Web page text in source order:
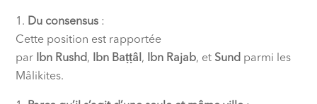
Du consensus :
Cette position est rapportée
par
Ibn Rushd, Ibn Baṭṭâl , Ibn Rajab, et Sund parmi les
Mâlikites.